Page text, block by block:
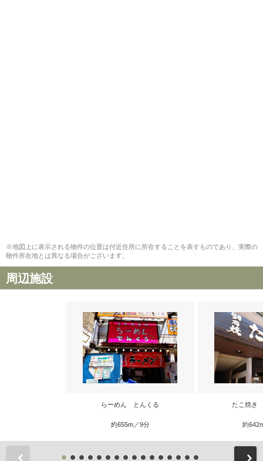
※地図上に表示される物件の位置は付近住所に所在することを表すものであり、実際の
物件所在地とは異なる場合がございます。
周辺施設
らーめん とんくる
約655m／9分
たこ焼き
約